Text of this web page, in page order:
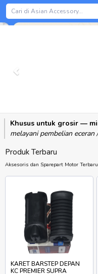
Previous
Khusus untuk grosir —
melayani pembelian eceran
Produk Terbaru
Aksesoris dan Sparepart Motor Terbaru
KARET BARSTEP DEPAN
KC PREMIER SUPRA